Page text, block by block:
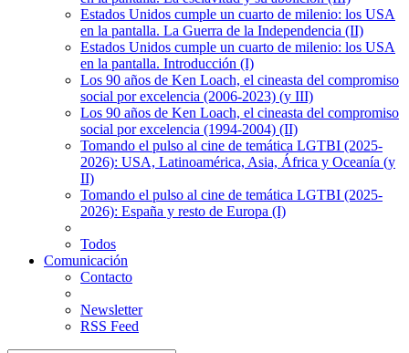
Estados Unidos cumple un cuarto de milenio: los USA
en la pantalla. La Guerra de la Independencia (II)
Estados Unidos cumple un cuarto de milenio: los USA
en la pantalla. Introducción (I)
Los 90 años de Ken Loach, el cineasta del compromiso
social por excelencia (2006-2023) (y III)
Los 90 años de Ken Loach, el cineasta del compromiso
social por excelencia (1994-2004) (II)
Tomando el pulso al cine de temática LGTBI (2025-
2026): USA, Latinoamérica, Asia, África y Oceanía (y
II)
Tomando el pulso al cine de temática LGTBI (2025-
2026): España y resto de Europa (I)
Todos
Comunicación
Contacto
Newsletter
RSS Feed